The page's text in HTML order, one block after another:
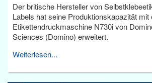
Der britische Hersteller von
Labels hat seine Produktionskapazität mit
Etikettendruckmaschine N730i von
Sciences (Domino) erweitert.
Weiterlesen...